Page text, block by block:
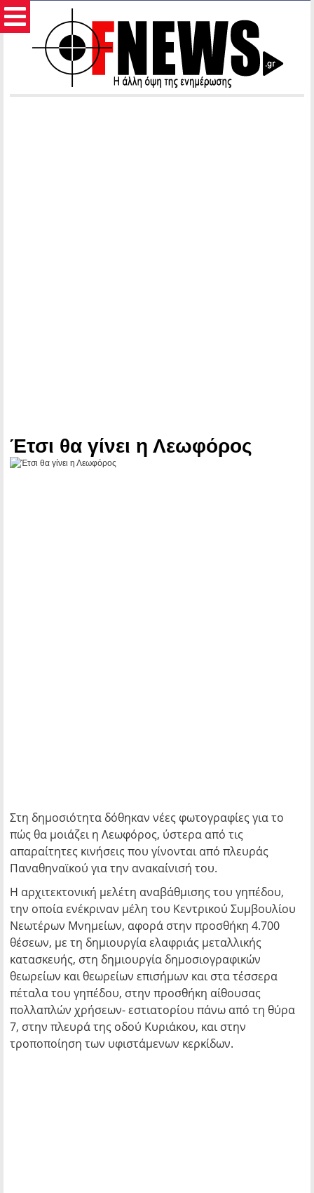
Έτσι θα γίνει η Λεωφόρος
Στη δημοσιότητα δόθηκαν νέες φωτογραφίες για το
πώς θα μοιάζει η Λεωφόρος, ύστερα από τις
απαραίτητες κινήσεις που γίνονται από πλευράς
Παναθηναϊκού για την ανακαίνισή του.
Η αρχιτεκτονική μελέτη αναβάθμισης του γηπέδου,
την οποία ενέκριναν μέλη του Κεντρικού Συμβουλίου
Νεωτέρων Μνημείων, αφορά στην προσθήκη 4.700
θέσεων, με τη δημιουργία ελαφριάς μεταλλικής
κατασκευής, στη δημιουργία δημοσιογραφικών
θεωρείων και θεωρείων επισήμων και στα τέσσερα
πέταλα του γηπέδου, στην προσθήκη αίθουσας
πολλαπλών χρήσεων- εστιατορίου πάνω από τη θύρα
7, στην πλευρά της οδού Κυριάκου, και στην
τροποποίηση των υφιστάμενων κερκίδων.